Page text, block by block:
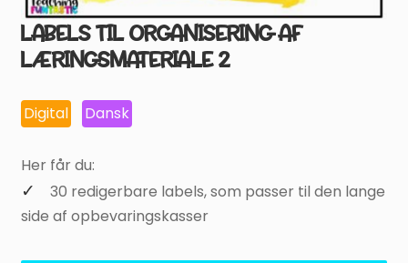
LABELS TIL ORGANISERING AF
LÆRINGSMATERIALE 2
Digital Dansk
Her får du:
30 redigerbare labels, som passer til den lange
side af opbevaringskasser